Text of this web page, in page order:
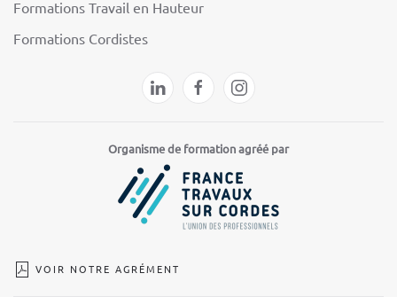
Formations Travail en Hauteur
Formations Cordistes
Organisme de formation agréé par
VOIR NOTRE AGRÉMENT